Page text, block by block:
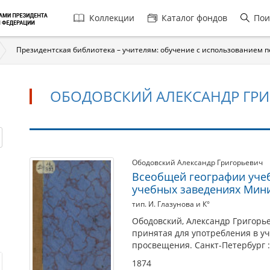
Главная
навигация
Коллекции Каталог фондов
Президентская библиотека – учителям: обучение с использованием
ОБОДОВСКИЙ АЛЕКСАНДР
Ободовский
Александр
Григорьевич
(1796–
1852)
Ободовский Александр Григорьевич
Всеобщей географии
учебных заведениях
тип. И. Глазунова и К°
Ободовский, Александр
принятая для употребления в
просвещения. Санкт-Петербург
1874